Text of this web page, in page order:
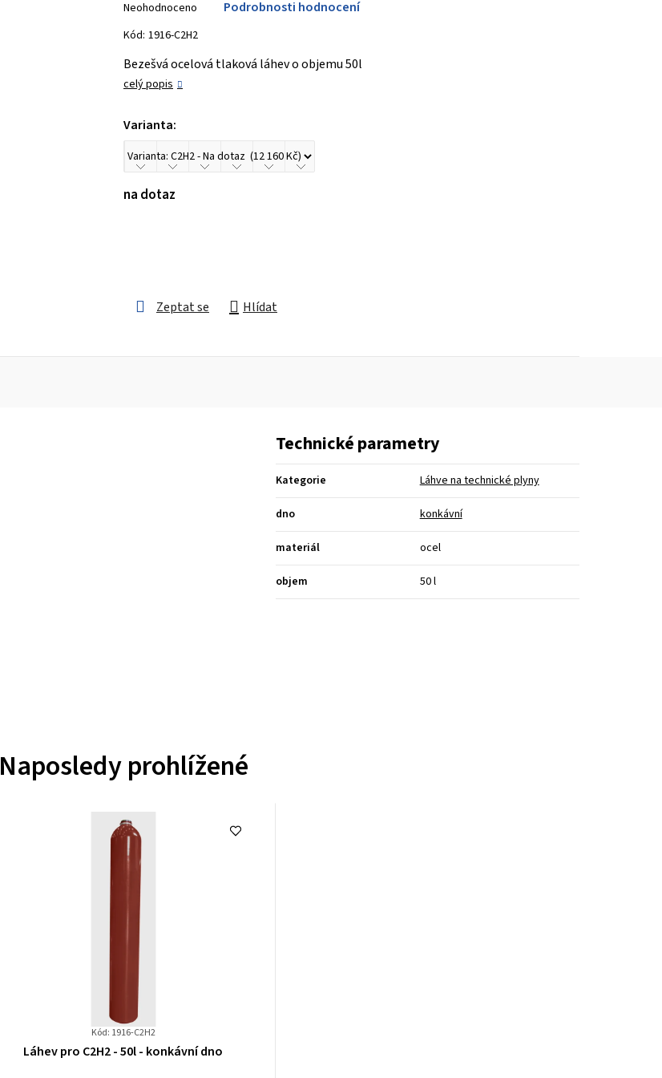
hodnocení
produktu
0,0
z 5
Neohodnoceno Podrobnosti hodnocení
Kód: 1916-C2H2
Bezešvá ocelová tlaková láhev o objemu 50l
celý popis
Varianta:
na dotaz
Zeptat se Hlídat
Technické parametry
Kategorie Láhve na technické plyny
dno konkávní
materiál ocel
objem 50 l
Naposledy prohlížené
Kód: 1916-C2H2
Průměrné
Láhev pro C2H2 - 50l - konkávní dno